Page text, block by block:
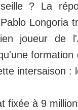
? La
Longoria
joueur de
formation
intersaison :
fixée à 9